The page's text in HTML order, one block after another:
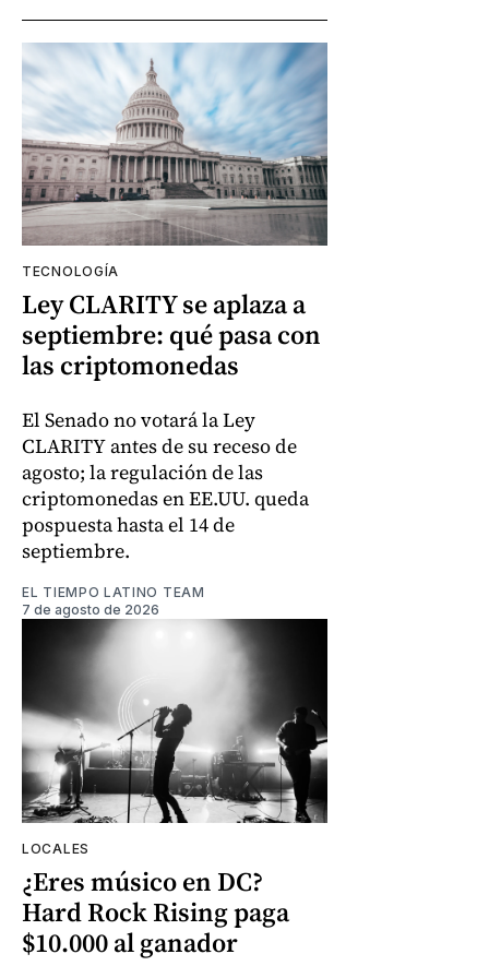
TECNOLOGÍA
Ley CLARITY se aplaza a
septiembre: qué pasa con
las criptomonedas
El Senado no votará la Ley
CLARITY antes de su receso de
agosto; la regulación de las
criptomonedas en EE.UU. queda
pospuesta hasta el 14 de
septiembre.
EL TIEMPO LATINO TEAM
7 de agosto de 2026
LOCALES
¿Eres músico en DC?
Hard Rock Rising paga
$10.000 al ganador